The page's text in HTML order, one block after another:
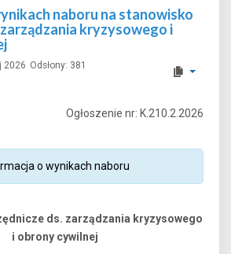
naboru na stanowisko
kryzysowego i
2026 Odsłony: 381
Ogłoszenie nr: K.210.2.2026
o wynikach naboru
ds. zarządzania kryzysowego
i obrony cywilnej